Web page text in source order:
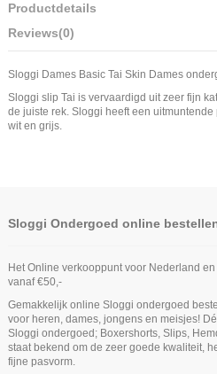
Productdetails
Reviews(0)
Sloggi Dames Basic Tai Skin Dames
Sloggi slip Tai is vervaardigd uit zeer fijn
de juiste rek. Sloggi heeft een
wit en grijs.
Sloggi Ondergoed online
Het Online verkooppunt voor Nederland
vanaf €50,-
Gemakkelijk online Sloggi ondergoed
voor heren, dames, jongens en meisjes!
Sloggi ondergoed; Boxershorts, Slips,
staat bekend om de zeer goede kwaliteit,
fijne pasvorm.